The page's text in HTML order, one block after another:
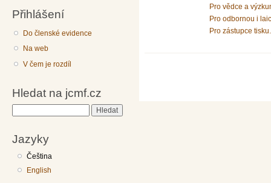
Přihlášení
Do členské evidence
Na web
V čem je rozdíl
Hledat na jcmf.cz
Jazyky
Čeština
English
Pro vědce a
Pro odbornou i
Pro zástupce tisku.